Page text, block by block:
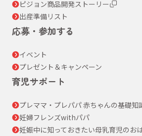
ピジョン商品開発ストーリー
出産準備リスト
応募・参加する
イベント
プレゼント＆キャンペーン
育児サポート
プレママ・プレパパ 赤ちゃんの基礎知
妊婦フレンズwithパパ
妊娠中に知っておきたい母乳育児のお